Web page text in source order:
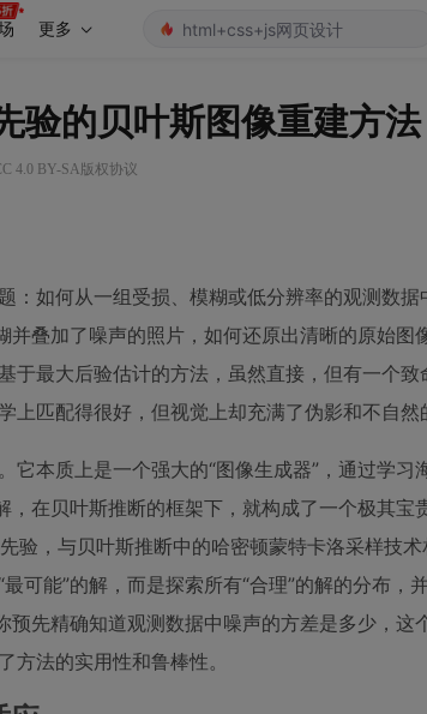
更多
验的贝叶斯图像重建方法
4.0 BY-SA版权协议
如何从一组受损、模糊或低分辨率的观测数
叠加了噪声的照片，如何还原出清晰的原始图
最大后验估计的方法，虽然直接，但有一个致
匹配得很好，但视觉上却充满了伪影和不自然
本质上是一个强大的“图像生成器”，通过学习
在贝叶斯推断的框架下，就构成了一个极其宝
验，与贝叶斯推断中的哈密顿蒙特卡洛采样技
可能”的解，而是探索所有“合理”的解的分布，
先精确知道观测数据中噪声的方差是多少，这
法的实用性和鲁棒性。